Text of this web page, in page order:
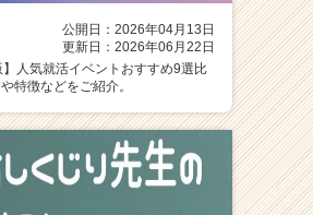
公開日：2026年04月13日
更新日：2026年06月22日
】人気就活イベントおすすめ9選比
特徴などをご紹介。